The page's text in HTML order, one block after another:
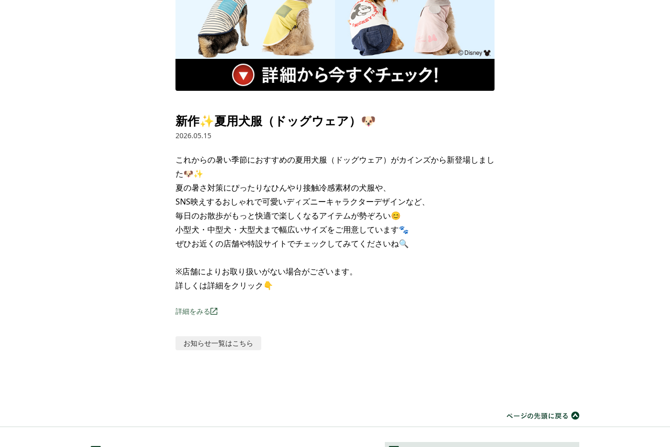
新作✨夏用犬服（ドッグウェア）🐶
2026.05.15
これからの暑い季節におすすめの夏用犬服（ドッグウェア）がカインズから新登場しまし
た🐶✨
夏の暑さ対策にぴったりなひんやり接触冷感素材の犬服や、
SNS映えするおしゃれで可愛いディズニーキャラクターデザインなど、
毎日のお散歩がもっと快適で楽しくなるアイテムが勢ぞろい😊
小型犬・中型犬・大型犬まで幅広いサイズをご用意しています🐾
ぜひお近くの店舗や特設サイトでチェックしてみてくださいね🔍
※店舗によりお取り扱いがない場合がございます。
詳しくは詳細をクリック👇
詳細をみる
お知らせ一覧はこちら